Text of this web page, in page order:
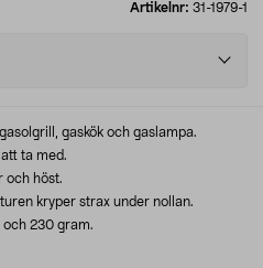
Artikelnr: 31-1979-1
gaskök och gaslampa.
ta med.
och höst.
kryper strax under nollan.
230 gram.